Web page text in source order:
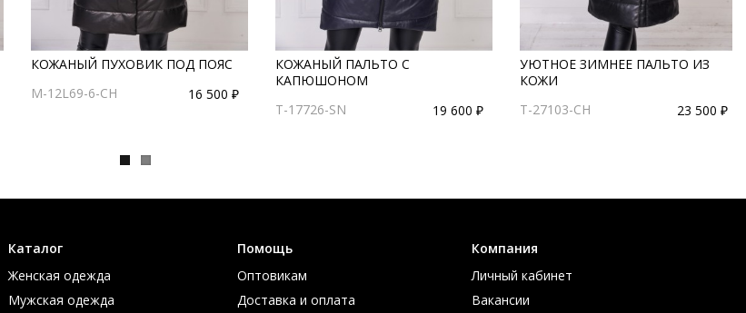
КОЖАНЫЙ ПУХОВИК ПОД ПОЯС
M-12L69-6-CH
16 500 ₽
КОЖАНЫЙ ПАЛЬТО С
КАПЮШОНОМ
T-17726-SN
19 600 ₽
УЮТНОЕ ЗИМНЕЕ ПАЛЬТО ИЗ
КОЖИ
T-27103-CH
23 500 ₽
Каталог
Женская одежда
Мужская одежда
Помощь
Оптовикам
Доставка и оплата
Компания
Личный кабинет
Вакансии